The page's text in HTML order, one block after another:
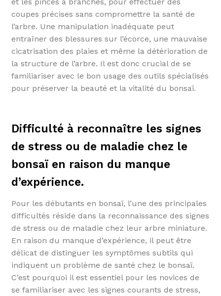
coupes précises sans compromettre la santé de
l’arbre. Une manipulation inadéquate peut
entraîner des blessures sur l’écorce, une mauvaise
cicatrisation des plaies et même la détérioration de
la structure de l’arbre. Il est donc crucial de se
familiariser avec le bon usage des outils spécialisés
pour préserver la beauté et la vitalité du bonsaï.
Difficulté à reconnaître les signes
de stress ou de maladie chez le
bonsaï en raison du manque
d’expérience.
Pour les débutants en bonsaï, l’une des principales
difficultés réside dans la reconnaissance des signes
de stress ou de maladie chez leur arbre miniature.
En raison du manque d’expérience, il peut être
délicat de distinguer les symptômes subtils qui
indiquent un problème de santé chez le bonsaï.
C’est pourquoi il est essentiel pour les novices de
se familiariser avec les signes courants de stress,